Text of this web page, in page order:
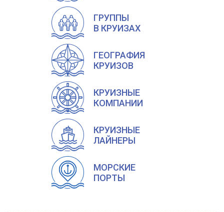
ГРУППЫ
В КРУИЗАХ
ГЕОГРАФИЯ
КРУИЗОВ
КРУИЗНЫЕ
КОМПАНИИ
КРУИЗНЫЕ
ЛАЙНЕРЫ
МОРСКИЕ
ПОРТЫ